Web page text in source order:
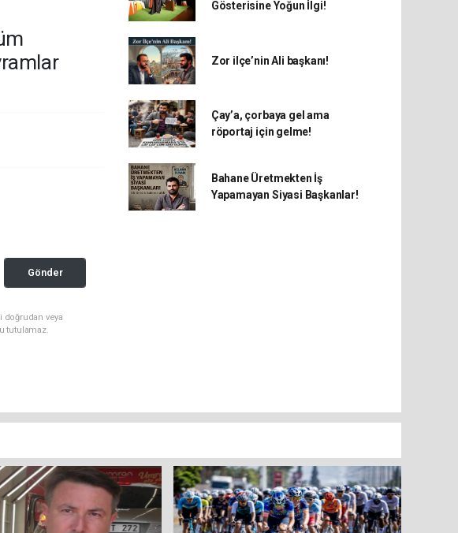
Gönder
doğrudan veya
tutulamaz.
Gösterisine Yoğun İlgi!
Zor ilçe’nin Ali başkanı!
Çay’a, çorbaya gel ama
röportaj için gelme!
Bahane Üretmekten İş
Yapamayan Siyasi Başkanlar!